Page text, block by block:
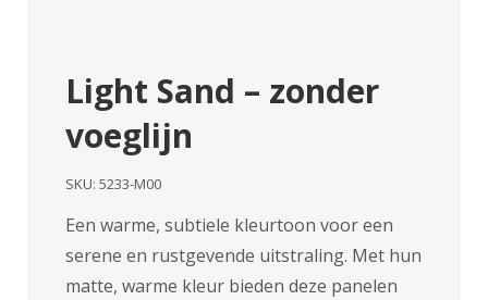
Light Sand – zonder
voeglijn
SKU: 5233-M00
Een warme, subtiele kleurtoon voor een
serene en rustgevende uitstraling. Met hun
matte, warme kleur bieden deze panelen